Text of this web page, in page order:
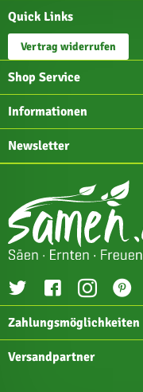
Quick Links
Vertrag widerrufen
Shop Service
Informationen
Newsletter
Zahlungsmöglichkeiten
Versandpartner